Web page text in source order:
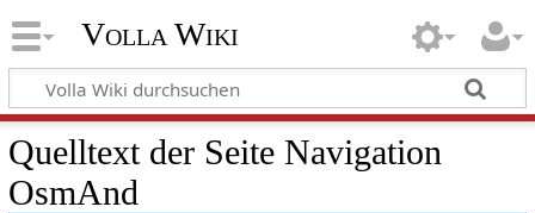
Volla Wiki
Quelltext der Seite Navigation
OsmAnd